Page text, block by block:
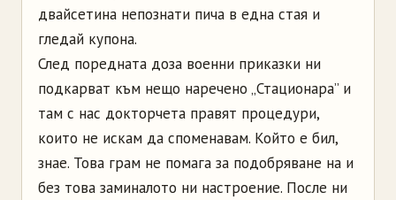
двайсетина непознати пича в една стая и
гледай купона.
След поредната доза военни приказки ни
подкарват към нещо наречено „Стационара” и
там с нас докторчета правят процедури,
които не искам да споменавам. Който е бил,
знае. Това грам не помага за подобряване на и
без това заминалото ни настроение. После ни